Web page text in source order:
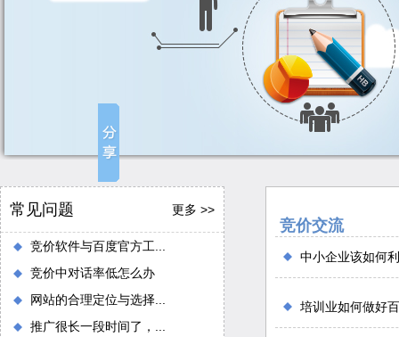
常见问题 更多 >>
竞价软件与百度官方工...
竞价中对话率低怎么办
网站的合理定位与选择...
推广很长一段时间了，...
竞价交流
中小企业该如何
培训业如何做好